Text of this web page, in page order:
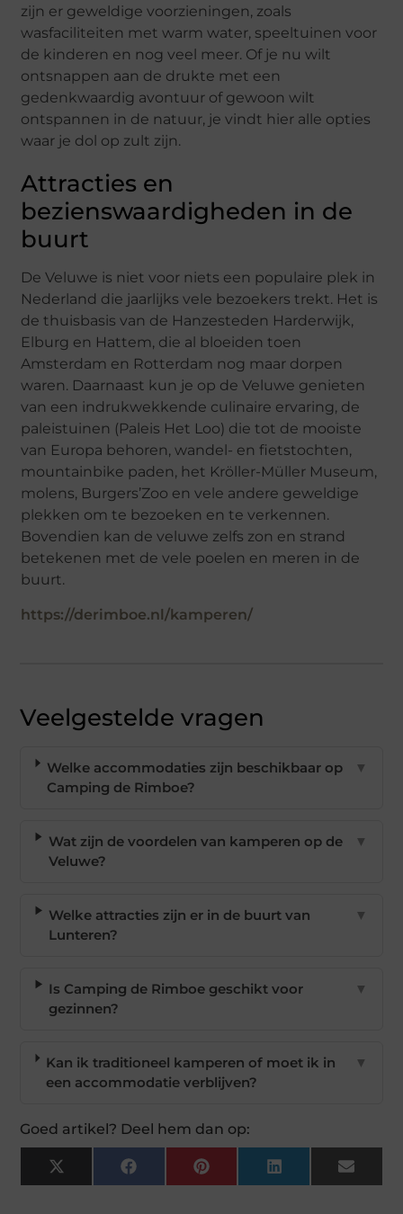
zijn er geweldige voorzieningen, zoals
wasfaciliteiten met warm water, speeltuinen voor
de kinderen en nog veel meer. Of je nu wilt
ontsnappen aan de drukte met een
gedenkwaardig avontuur of gewoon wilt
ontspannen in de natuur, je vindt hier alle opties
waar je dol op zult zijn.
Attracties en
bezienswaardigheden in de
buurt
De Veluwe is niet voor niets een populaire plek in
Nederland die jaarlijks vele bezoekers trekt. Het is
de thuisbasis van de Hanzesteden Harderwijk,
Elburg en Hattem, die al bloeiden toen
Amsterdam en Rotterdam nog maar dorpen
waren. Daarnaast kun je op de Veluwe genieten
van een indrukwekkende culinaire ervaring, de
paleistuinen (Paleis Het Loo) die tot de mooiste
van Europa behoren, wandel- en fietstochten,
mountainbike paden, het Kröller-Müller Museum,
molens, Burgers’Zoo en vele andere geweldige
plekken om te bezoeken en te verkennen.
Bovendien kan de veluwe zelfs zon en strand
betekenen met de vele poelen en meren in de
buurt.
https://derimboe.nl/kamperen/
Veelgestelde vragen
Welke accommodaties zijn beschikbaar op
Camping de Rimboe?
▼
Wat zijn de voordelen van kamperen op de
Veluwe?
▼
Welke attracties zijn er in de buurt van
Lunteren?
▼
Is Camping de Rimboe geschikt voor
gezinnen?
▼
Kan ik traditioneel kamperen of moet ik in
een accommodatie verblijven?
▼
Goed artikel? Deel hem dan op:
X
(Twitter)
FacebookPinterest LinkedIn Email